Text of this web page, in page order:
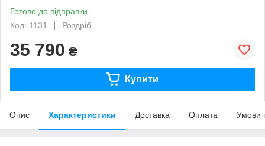
Готово до відправки
Код: 1131
Роздріб
35 790 ₴
Купити
Опис Характеристики Доставка Оплата Умови